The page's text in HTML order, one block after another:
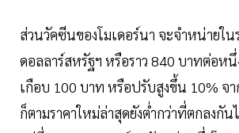
ส่วนวัคซีนของโมเดอร์นา จะจำหน่ายใน
ดอลลาร์สหรัฐฯ หรือราว 840 บาทต่อห
เกือบ 100 บาท หรือปรับสูงขึ้น 10% จา
ก็ตามราคาใหม่ล่าสุดยังต่ำกว่าที่ตกลงกั